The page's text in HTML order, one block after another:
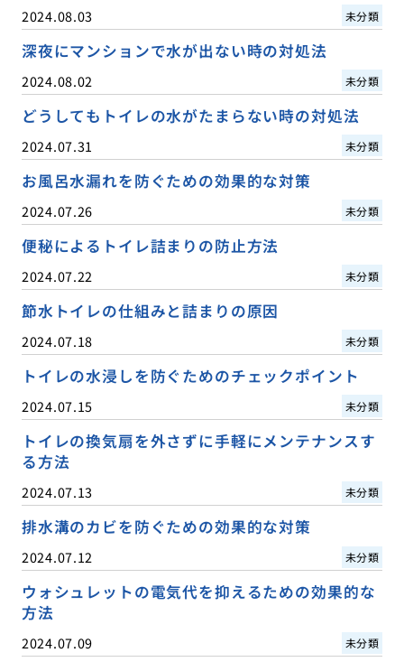
2024.08.03 未分類
深夜にマンションで水が出ない時の対処法
2024.08.02 未分類
どうしてもトイレの水がたまらない時の対処法
2024.07.31 未分類
お風呂水漏れを防ぐための効果的な対策
2024.07.26 未分類
便秘によるトイレ詰まりの防止方法
2024.07.22 未分類
節水トイレの仕組みと詰まりの原因
2024.07.18 未分類
トイレの水浸しを防ぐためのチェックポイント
2024.07.15 未分類
トイレの換気扇を外さずに手軽にメンテナンスす
る方法
2024.07.13 未分類
排水溝のカビを防ぐための効果的な対策
2024.07.12 未分類
ウォシュレットの電気代を抑えるための効果的な
方法
2024.07.09 未分類